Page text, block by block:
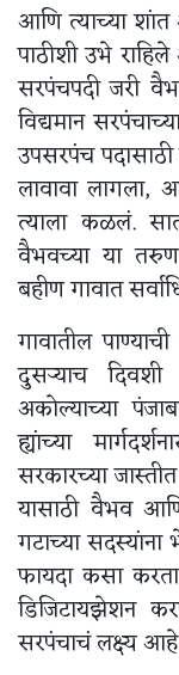
आणि त्याच्या
पाठीशी उभे
सरपंचपदी जरी
विद्यमान
उपसरपंच पदासाठी
लावावा
त्याला कळलं.
वैभवच्या या
बहीण गावात
गावातील
दुसऱ्याच
अकोल्याच्या
ह्यांच्या
सरकारच्या
यासाठी वैभव
गटाच्या सदस्यांना
फायदा कसा
डिजिटायझेशन
सरपंचाचं लक्ष्य